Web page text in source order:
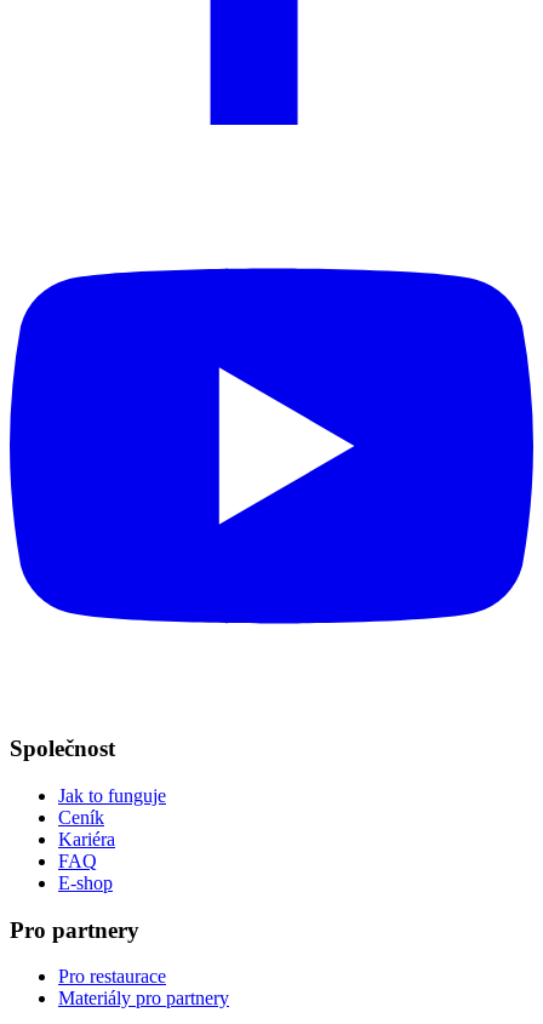
Společnost
Jak to funguje
Ceník
Kariéra
FAQ
E-shop
Pro partnery
Pro restaurace
Materiály pro partnery